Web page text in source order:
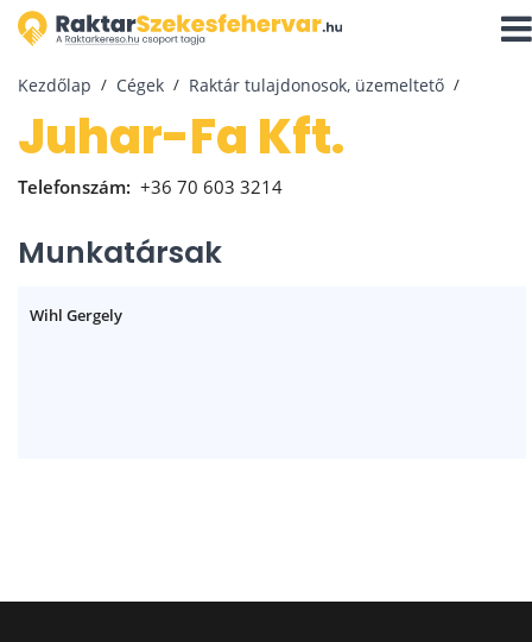
Kezdőlap Cégek Raktár tulajdonosok, üzemeltető
Juhar-Fa Kft.
Telefonszám: +36 70 603 3214
Munkatársak
Wihl Gergely